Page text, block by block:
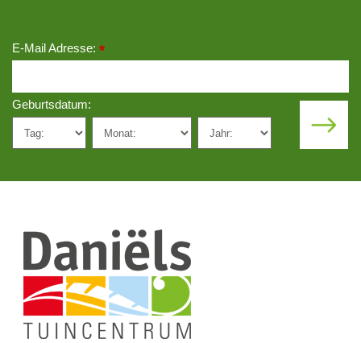
E-Mail Adresse: *
Geburtsdatum: